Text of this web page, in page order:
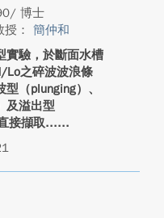
博士
授： 簡仲和
實驗，於斷面水槽
Lo之碎波波浪條
（plunging）、
及溢出型
接擷取...